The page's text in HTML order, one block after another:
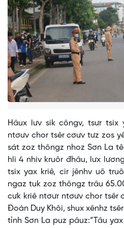
Hâux lưv sik côngv, tsưr
ntơưv chor tsêr cơưv tưz zos
sát zoz thôngz nhoz Sơn La
hli 4 nhiv kruôr đhâu, lưx
tsix yax kriê, cir jênhv uô
ngaz tuk zoz thôngz trâu
cưk kriê ntơưr ntơưv chor tsêr
Đoàn Duy Khôi, shux xênhz
tỉnh Sơn La puz pâuz:“Tâu